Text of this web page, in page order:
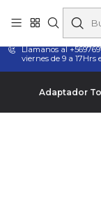
Taladros
Técnico
Llamanos al
viernes de 9 a
Adaptador